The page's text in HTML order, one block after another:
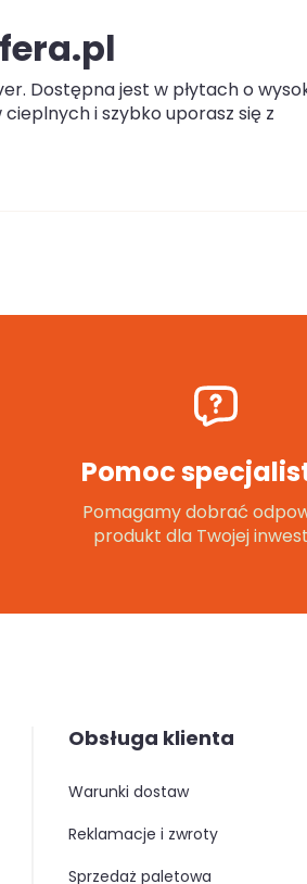
Dostępna jest w płytach o
i szybko uporasz się z
Pomoc
Pomagamy dobrać
produkt dla Twojej
Obsługa klienta
warunki dostaw
reklamacje i zwroty
sprzedaż paletowa